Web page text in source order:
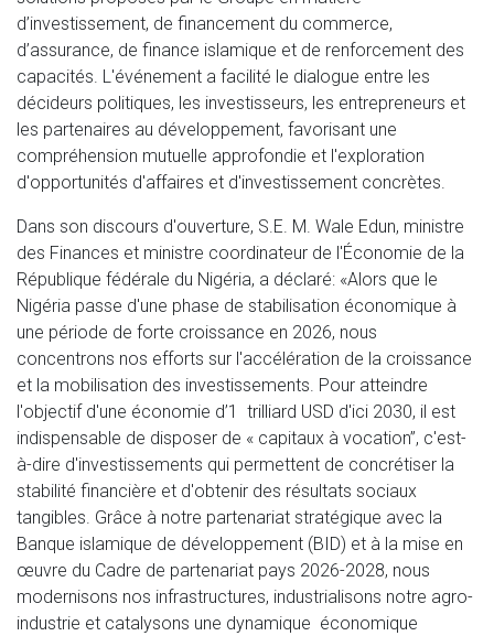
d’investissement, de financement du commerce,
d’assurance, de finance islamique et de renforcement des
capacités. L'événement a facilité le dialogue entre les
décideurs politiques, les investisseurs, les entrepreneurs et
les partenaires au développement, favorisant une
compréhension mutuelle approfondie et l'exploration
d'opportunités d'affaires et d'investissement concrètes.
Dans son discours d'ouverture, S.E. M. Wale Edun, ministre
des Finances et ministre coordinateur de l'Économie de la
République fédérale du Nigéria, a déclaré: «Alors que le
Nigéria passe d'une phase de stabilisation économique à
une période de forte croissance en 2026, nous
concentrons nos efforts sur l'accélération de la croissance
et la mobilisation des investissements. Pour atteindre
l'objectif d'une économie d’1 trilliard USD d'ici 2030, il est
indispensable de disposer de « capitaux à vocation”, c'est-
à-dire d'investissements qui permettent de concrétiser la
stabilité financière et d'obtenir des résultats sociaux
tangibles. Grâce à notre partenariat stratégique avec la
Banque islamique de développement (BID) et à la mise en
œuvre du Cadre de partenariat pays 2026-2028, nous
modernisons nos infrastructures, industrialisons notre agro-
industrie et catalysons une dynamique économique